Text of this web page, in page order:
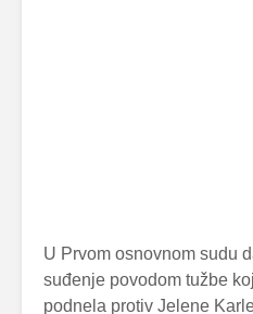
U Prvom osnovnom sudu
suđenje povodom tužbe
podnela protiv Jelene